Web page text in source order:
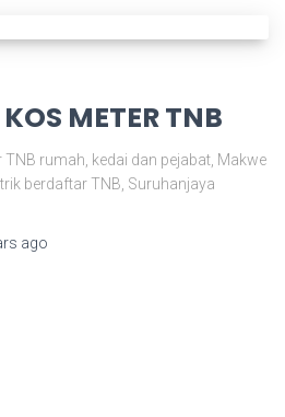
METER TNB
rumah, kedai dan pejabat, Makwe
berdaftar TNB, Suruhanjaya
ago